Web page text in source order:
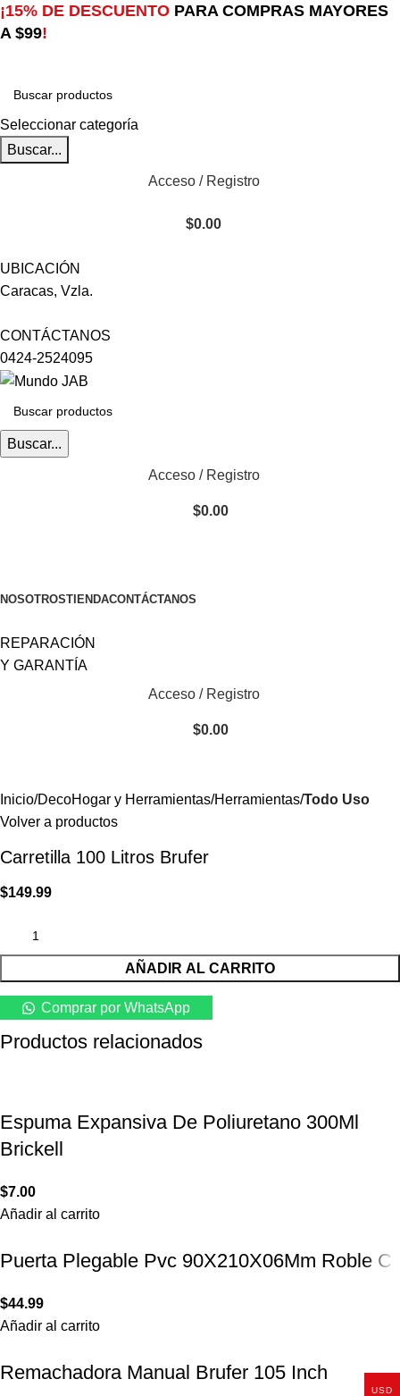
¡15% DE DESCUENTO PARA COMPRAS MAYORES
A $99!
Seleccionar categoría
Buscar...
Acceso / Registro
$0.00
UBICACIÓN
Caracas, Vzla.
CONTÁCTANOS
0424-2524095
Buscar...
Acceso / Registro
$0.00
NOSOTROSTIENDACONTÁCTANOS
REPARACIÓN
Y GARANTÍA
Acceso / Registro
$0.00
Inicio DecoHogar y Herramientas Herramientas Todo Uso
Volver a productos
Carretilla 100 Litros Brufer
$149.99
AÑADIR AL CARRITO
Comprar por WhatsApp
Productos relacionados
Espuma Expansiva De Poliuretano 300Ml
Brickell
$7.00
Añadir al carrito
Puerta Plegable Pvc 90X210X06Mm Roble C
$44.99
Añadir al carrito
Remachadora Manual Brufer 105 Inch
USD